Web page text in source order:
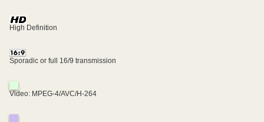
High Definition
Sporadic or full 16/9 transmission
Video: MPEG-4/AVC/H-264